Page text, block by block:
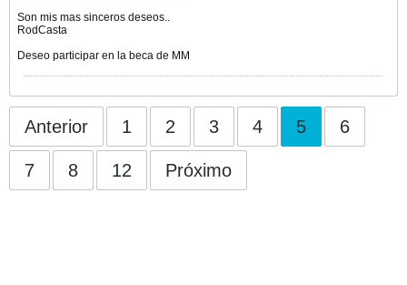
Son mis mas sinceros deseos..
RodCasta
Deseo participar en la beca de MM
Anterior 1 2 3 4 5 6
7 8 12 Próximo